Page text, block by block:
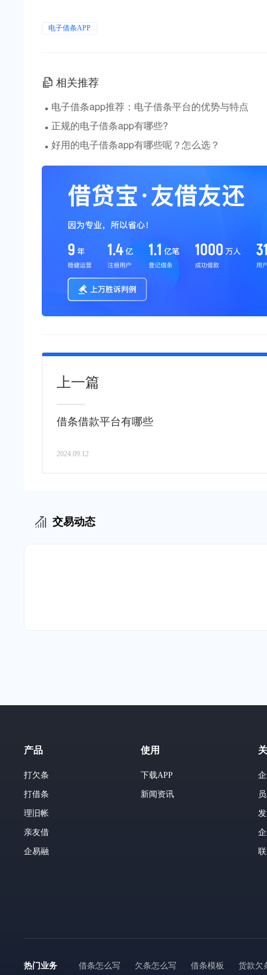
电子借条APP
相关推荐
· 电子借条app推荐：电子借条平台的优势与特点
· 正规的电子借条app有哪些?
· 好用的电子借条app有哪些呢？怎么选？
上一篇
借条借款平台有哪些
2024.09.12
交易动态
产品
打欠条
打借条
理旧帐
亲友借
企易融
使用
下载APP
新闻资讯
热门业务 借条怎么写 欠条怎么写 借条模板
货款欠